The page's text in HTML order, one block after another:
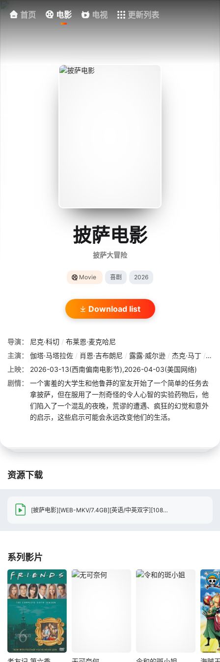
首页 电影 电视 更新列表
披萨电影
披萨大冒险
Movie 喜剧 2026
Download list
导演： 尼克·科切 / 布莱恩·麦克哈尼
主演：
伽塔·马塔拉佐 / 肖恩·吉布朗尼 / 露露·威尔逊 / 杰克·马丁 / 佩
上映：
2026-03-13(西南偏南电影节),2026-04-03(美国网络)
剧情：
一个害羞的大学生和他鲁莽的室友开始了一个简单的任务去
拿披萨，但在服用了一剂奇怪的令人心智的实验药物后，他
们陷入了一个混乱的夜晚，荒谬的遭遇、疯狂的幻觉和意外
的启示，这些启示可能会永远改变他们的生活。
资源下载
[披萨电影][WEB-MKV/7.4GB][英语/中英双字][1080P][2026美国最新剧情片]
系列影片